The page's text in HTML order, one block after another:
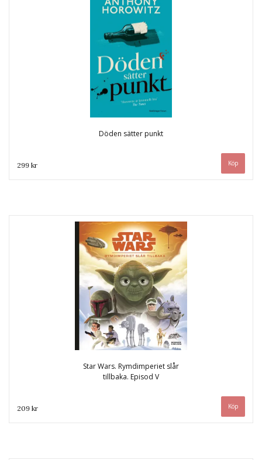
Döden sätter punkt
299 kr
Star Wars. Rymdimperiet slår
tillbaka. Episod V
209 kr